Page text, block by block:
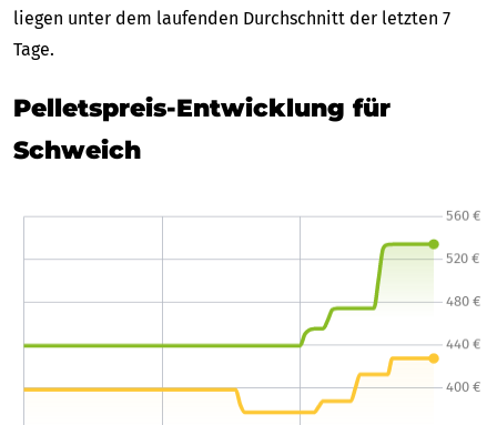
liegen unter dem laufenden Durchschnitt der letzten 7
Tage.
Pelletspreis-Entwicklung für
Schweich